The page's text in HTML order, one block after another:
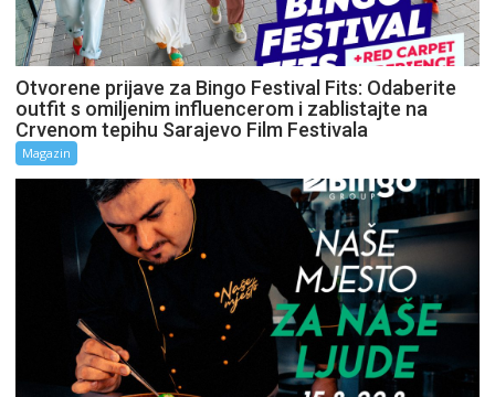
Otvorene prijave za Bingo Festival Fits: Odaberite
outfit s omiljenim influencerom i zablistajte na
Crvenom tepihu Sarajevo Film Festivala
Magazin